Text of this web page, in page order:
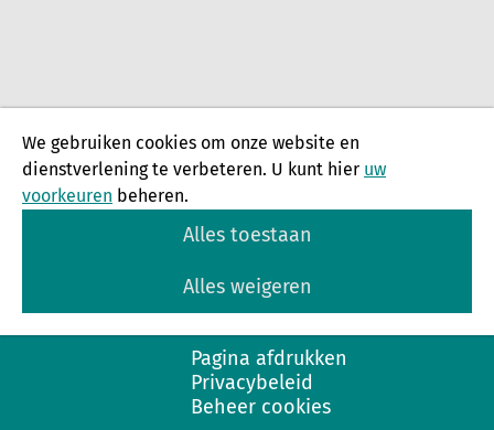
We gebruiken cookies om onze website en
dienstverlening te verbeteren. U kunt hier uw
voorkeuren beheren.
Alles toestaan
Alles weigeren
Pagina afdrukken
Privacybeleid
Beheer cookies